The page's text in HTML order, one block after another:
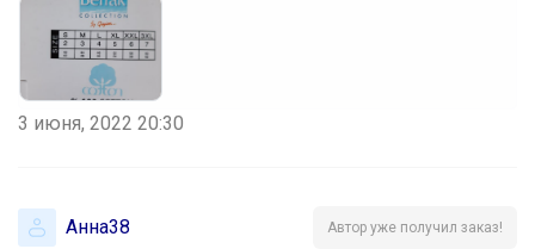
3 июня, 2022 20:30
Анна38 Автор уже получил заказ!